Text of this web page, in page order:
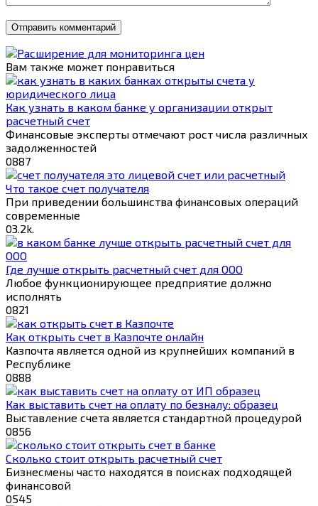
Вам также может понравиться
Как узнать в каком банке у организации открыт
расчетный счет
Финансовые эксперты отмечают рост числа различных
задолженностей
0887
Что такое счет получателя
При приведении большинства финансовых операций
современные
03.2k.
Где лучше открыть расчетный счет для ООО
Любое функционирующее предприятие должно
исполнять
0821
Как открыть счет в Казпочте онлайн
Казпочта является одной из крупнейших компаний в
Республике
0888
Как выставить счет на оплату по безналу: образец
Выставление счета является стандартной процедурой
0856
Сколько стоит открыть расчетный счет
Бизнесмены часто находятся в поисках подходящей
финансовой
0545